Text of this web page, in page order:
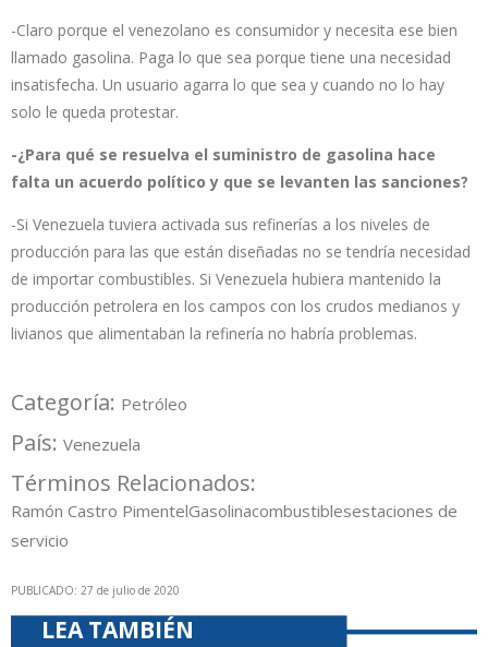
-Claro porque el venezolano es consumidor y necesita ese bien
llamado gasolina. Paga lo que sea porque tiene una necesidad
insatisfecha. Un usuario agarra lo que sea y cuando no lo hay
solo le queda protestar.
-¿Para qué se resuelva el suministro de gasolina hace
falta un acuerdo político y que se levanten las sanciones?
-Si Venezuela tuviera activada sus refinerías a los niveles de
producción para las que están diseñadas no se tendría necesidad
de importar combustibles. Si Venezuela hubiera mantenido la
producción petrolera en los campos con los crudos medianos y
livianos que alimentaban la refinería no habría problemas.
Categoría: Petróleo
País: Venezuela
Términos Relacionados:
Ramón Castro PimentelGasolinacombustiblesestaciones de
servicio
PUBLICADO: 27 de julio de 2020
LEA TAMBIÉN